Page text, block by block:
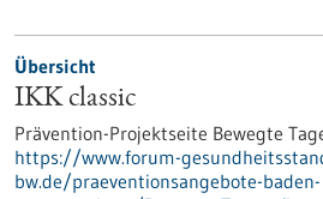
Übersicht
IKK classic
Prävention-Projektseite Bewegte
https://www.forum-
bw.de/praeventionsangebote-baden-